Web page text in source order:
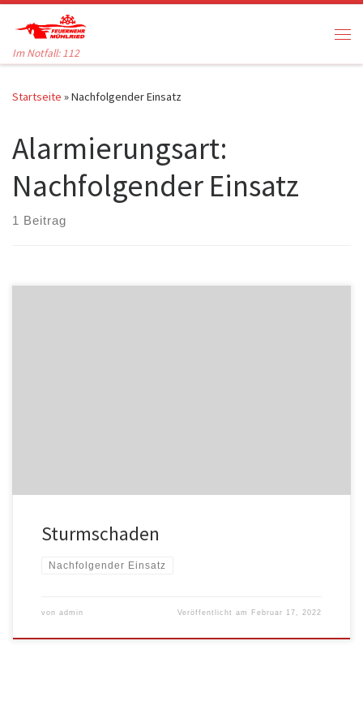
Zum Inhalt springen
Im Notfall: 112
Startseite »Nachfolgender Einsatz
Alarmierungsart:
Nachfolgender Einsatz
1 Beitrag
Sturmschaden
Nachfolgender Einsatz
von admin Veröffentlicht am Februar 17, 2022